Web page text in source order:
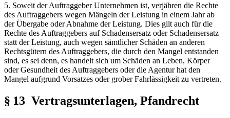
5. Soweit der Auftraggeber Unternehmen ist, verjähren die Rechte
des Auftraggebers wegen Mängeln der Leistung in einem Jahr ab
der Übergabe oder Abnahme der Leistung. Dies gilt auch für die
Rechte des Auftraggebers auf Schadensersatz oder Schadensersatz
statt der Leistung, auch wegen sämtlicher Schäden an anderen
Rechtsgütern des Auftraggebers, die durch den Mangel entstanden
sind, es sei denn, es handelt sich um Schäden an Leben, Körper
oder Gesundheit des Auftraggebers oder die Agentur hat den
Mangel aufgrund Vorsatzes oder grober Fahrlässigkeit zu vertreten.
§ 13 Vertragsunterlagen, Pfandrecht